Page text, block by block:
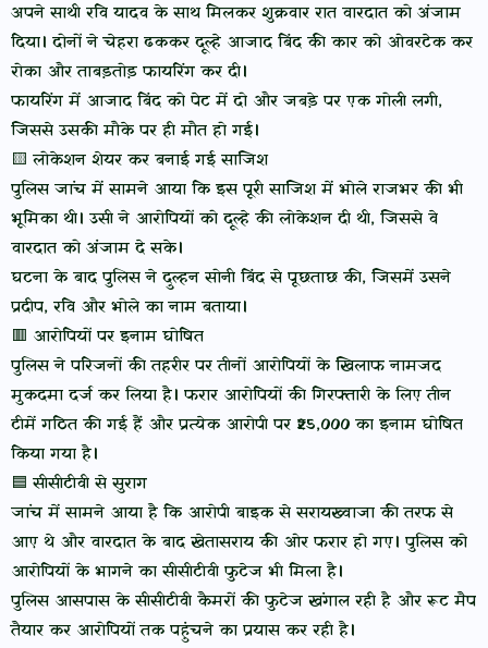
अपने साथी रवि यादव के साथ मिलकर शुक्रवार रात वारदात को अंजाम
दिया। दोनों ने चेहरा ढककर दूल्हे आजाद बिंद की कार को ओवरटेक कर
रोका और ताबड़तोड़ फायरिंग कर दी।
फायरिंग में आजाद बिंद को पेट में दो और जबड़े पर एक गोली लगी,
जिससे उसकी मौके पर ही मौत हो गई।
🟨 लोकेशन शेयर कर बनाई गई साजिश
पुलिस जांच में सामने आया कि इस पूरी साजिश में भोले राजभर की भी
भूमिका थी। उसी ने आरोपियों को दूल्हे की लोकेशन दी थी, जिससे वे
वारदात को अंजाम दे सके।
घटना के बाद पुलिस ने दुल्हन सोनी बिंद से पूछताछ की, जिसमें उसने
प्रदीप, रवि और भोले का नाम बताया।
🟥 आरोपियों पर इनाम घोषित
पुलिस ने परिजनों की तहरीर पर तीनों आरोपियों के खिलाफ नामजद
मुकदमा दर्ज कर लिया है। फरार आरोपियों की गिरफ्तारी के लिए तीन
टीमें गठित की गई हैं और प्रत्येक आरोपी पर ₹25,000 का इनाम घोषित
किया गया है।
🟦 सीसीटीवी से सुराग
जांच में सामने आया है कि आरोपी बाइक से सरायख्वाजा की तरफ से
आए थे और वारदात के बाद खेतासराय की ओर फरार हो गए। पुलिस को
आरोपियों के भागने का सीसीटीवी फुटेज भी मिला है।
पुलिस आसपास के सीसीटीवी कैमरों की फुटेज खंगाल रही है और रूट मैप
तैयार कर आरोपियों तक पहुंचने का प्रयास कर रही है।